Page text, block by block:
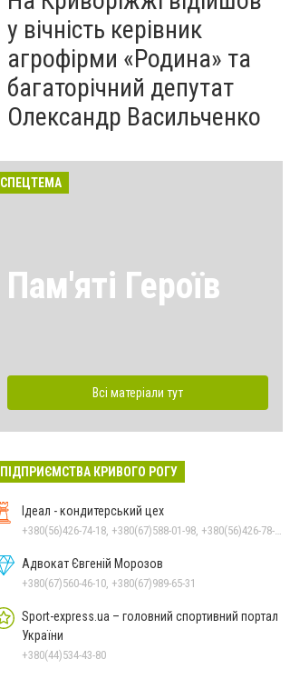
у вічність керівник
агрофірми «Родина» та
багаторічний депутат
Олександр Васильченко
СПЕЦТЕМА
Пам'яті Героїв
Всі матеріали тут
ПІДПРИЄМСТВА КРИВОГО РОГУ
Ідеал - кондитерський цех
Адвокат Євгеній Морозов
+380(67)560-46-10, +380(67)989-65-31
Sport-express.ua – головний спортивний портал
України
+380(44)534-43-80